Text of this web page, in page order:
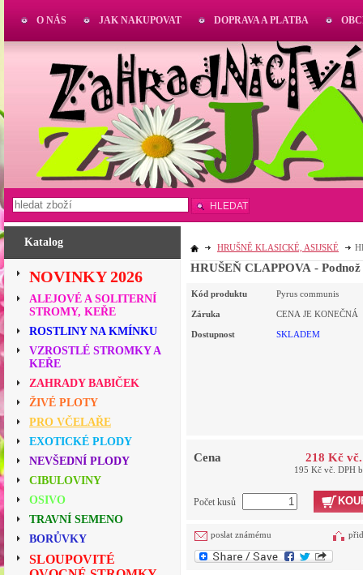
Katalog
NOVINKY 2026
ALEJOVÉ A SOLITERNÍ
STROMY, KEŘE
ROSTLINY NA KMÍNKU
VZROSTLÉ STROMKY A
KEŘE
ZAHRADY BABIČEK
ŽIVÉ PLOTY
PRO VČELAŘE
EXOTICKÉ PLODY
NEVŠEDNÍ PLODY
CIBULOVINY
OSIVO
TRAVNÍ SEMENO
BORŮVKY
SLOUPOVITÉ
HRUŠNĚ KLASICKÉ, ASIJSKÉ
HRUŠEŇ CLAPPOVA -
Kód produktu Pyrus communis
Záruka CENA JE KONEČNÁ
Dostupnost SKLADEM
Cena 218 Kč
195 Kč vč. DPH
Počet kusů
poslat známému
O NÁS JAK NAKUPOVAT DOPRAVA A PLATBA
HLEDAT